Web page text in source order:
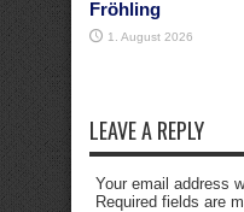
Fröhling
1. August 2026
LEAVE A REPLY
Your email address
Required fields are